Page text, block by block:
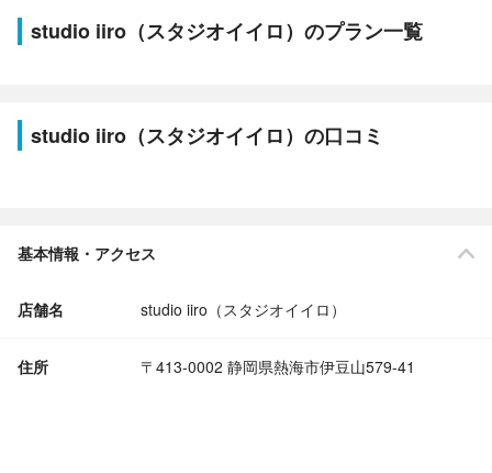
studio iiro（スタジオイイロ）のプラン一覧
studio iiro（スタジオイイロ）の口コミ
基本情報・アクセス
店舗名 studio iiro（スタジオイイロ）
住所 〒413-0002 静岡県熱海市伊豆山579-41